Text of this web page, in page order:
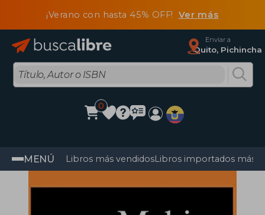
¡Verano con hasta 45% OFF! Ver más
Enviar a
Quito, Pichincha
0
MENÚ Libros más vendidosLibros importados más